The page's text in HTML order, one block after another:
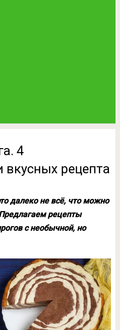
4
вкусных рецепта
далеко не всё, что можно
рецепты
с необычной, но